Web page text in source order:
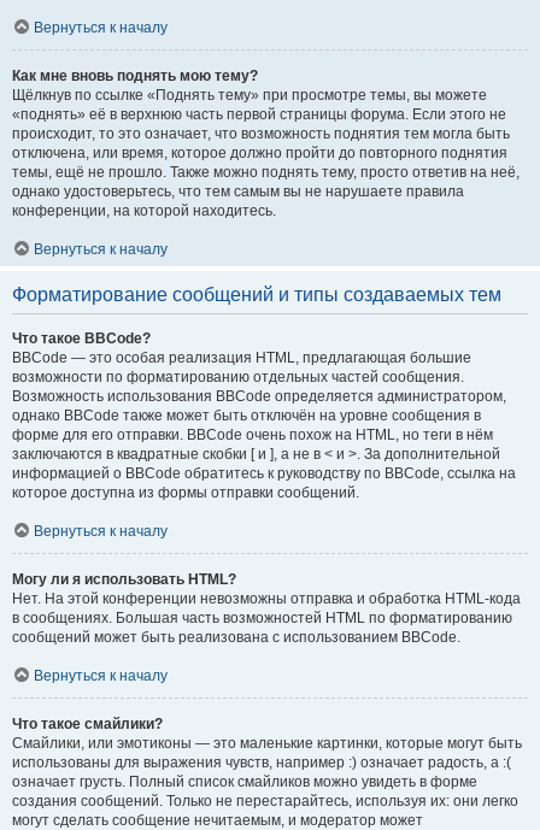
Вернуться к началу
Как мне вновь поднять мою тему?
Щёлкнув по ссылке «Поднять тему» при просмотре темы, вы можете
«поднять» её в верхнюю часть первой страницы форума. Если этого не
происходит, то это означает, что возможность поднятия тем могла быть
отключена, или время, которое должно пройти до повторного поднятия
темы, ещё не прошло. Также можно поднять тему, просто ответив на неё,
однако удостоверьтесь, что тем самым вы не нарушаете правила
конференции, на которой находитесь.
Вернуться к началу
Форматирование сообщений и типы создаваемых тем
Что такое BBCode?
BBCode — это особая реализация HTML, предлагающая большие
возможности по форматированию отдельных частей сообщения.
Возможность использования BBCode определяется администратором,
однако BBCode также может быть отключён на уровне сообщения в
форме для его отправки. BBCode очень похож на HTML, но теги в нём
заключаются в квадратные скобки [ и ], а не в < и >. За дополнительной
информацией о BBCode обратитесь к руководству по BBCode, ссылка на
которое доступна из формы отправки сообщений.
Вернуться к началу
Могу ли я использовать HTML?
Нет. На этой конференции невозможны отправка и обработка HTML-кода
в сообщениях. Большая часть возможностей HTML по форматированию
сообщений может быть реализована с использованием BBCode.
Вернуться к началу
Что такое смайлики?
Смайлики, или эмотиконы — это маленькие картинки, которые могут быть
использованы для выражения чувств, например :) означает радость, а :(
означает грусть. Полный список смайликов можно увидеть в форме
создания сообщений. Только не перестарайтесь, используя их: они легко
могут сделать сообщение нечитаемым, и модератор может